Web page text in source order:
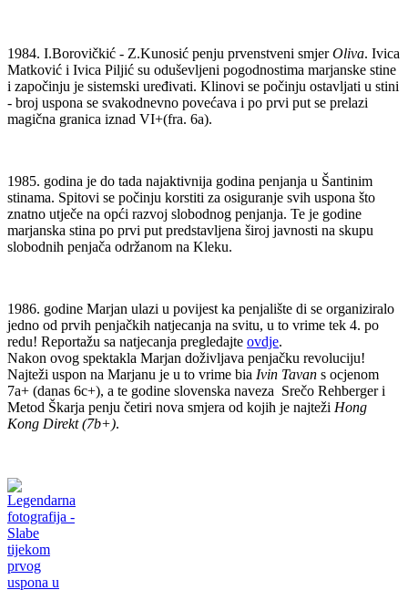
1984. I.Borovičkić - Z.Kunosić penju prvenstveni smjerOliva. Ivica
Matković i Ivica Piljić su oduševljeni pogodnostima marjanske stine
i započinju je sistemski uređivati. Klinovi se počinju ostavljati u stini
- broj uspona se svakodnevno povećava i po prvi put se prelazi
magična granica iznad VI+(fra. 6a).
1985. godina je do tada najaktivnija godina penjanja u Šantinim
stinama. Spitovi se počinju korstiti za osiguranje svih uspona što
znatno utječe na opći razvoj slobodnog penjanja. Te je godine
marjanska stina po prvi put predstavljena široj javnosti na skupu
slobodnih penjača održanom na Kleku.
1986. godine Marjan ulazi u povijest ka penjalište di se organiziralo
jedno od prvih penjačkih natjecanja na svitu, u to vrime tek 4. po
redu! Reportažu sa natjecanja pregledajte ovdje.
Nakon ovog spektakla Marjan doživljava penjačku revoluciju!
Najteži uspon na Marjanu je u to vrime bia Ivin Tavan s ocjenom
7a+ (danas 6c+), a te godine slovenska naveza Srečo Rehberger i
Metod Škarja penju četiri nova smjera od kojih je najteži Hong
Kong Direkt (7b+).